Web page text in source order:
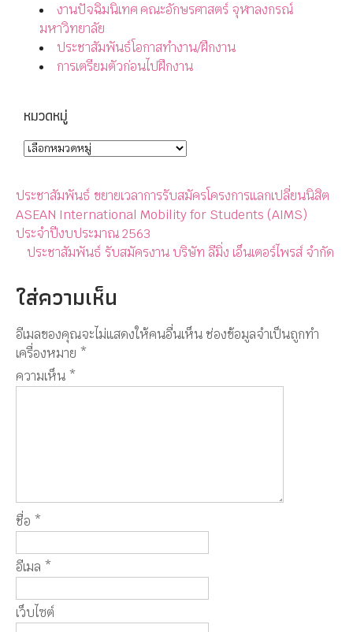
งานปัจฉิมนิเทศ คณะอักษรศาสตร์ จุฬาลงกรณ์
มหาวิทยาลัย
ประชาสัมพันธ์โอกาสทำงาน/ฝึกงาน
การเตรียมตัวก่อนไปฝึกงาน
หมวดหมู่
ประชาสัมพันธ์ ขยายเวลาการรับสมัครโครงการแลกเปลี่ยนนิสิต
ASEAN International Mobility for Students (AIMS)
ประจำปีงบประมาณ 2563
ประชาสัมพันธ์ รับสมัครงาน บริษัท ลีมิ่ง เอ็นเตอร์ไพรส์ จำกัด
ใส่ความเห็น
อีเมลของคุณจะไม่แสดงให้คนอื่นเห็น ช่องข้อมูลจำเป็นถูกทำ
เครื่องหมาย *
ความเห็น *
ชื่อ *
อีเมล *
เว็บไซต์